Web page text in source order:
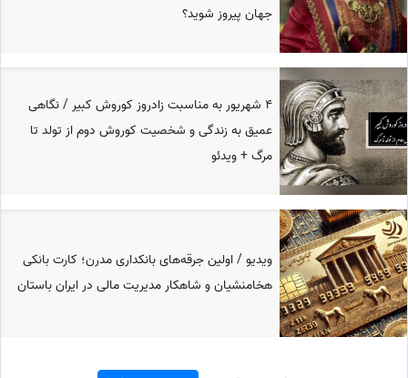
جهان پیروز شوید؟
4 شهریور به مناسبت زادروز کوروش کبیر / نگاهی
عمیق به زندگی و شخصیت کوروش دوم از تولد تا
مرگ + ویدئو
ویدیو / اولین جرقه‌های بانکداری مدرن؛ کارت بانکی
هخامنشیان و شاهکار مدیریت مالی در ایران باستان